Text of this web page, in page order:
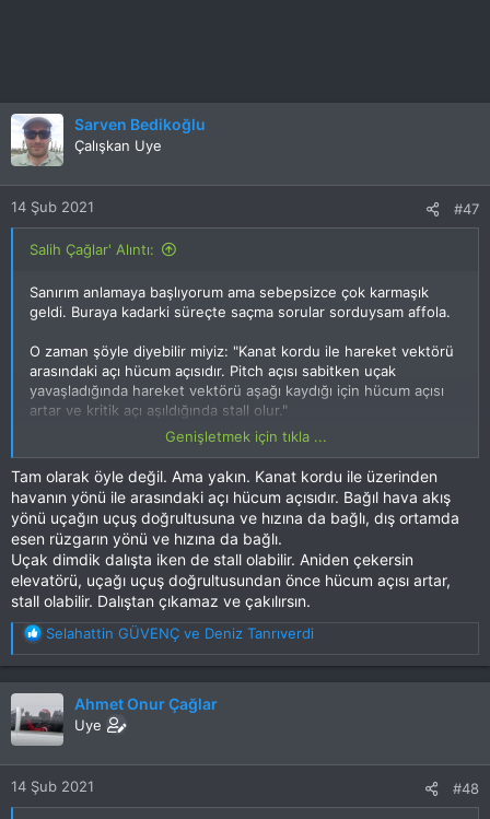
Sarven Bedikoğlu
Çalışkan Uye
14 Şub 2021 #47
Salih Çağlar' Alıntı:
Sanırım anlamaya başlıyorum ama sebepsizce çok karmaşık
geldi. Buraya kadarki süreçte saçma sorular sorduysam affola.
O zaman şöyle diyebilir miyiz: "Kanat kordu ile hareket vektörü
arasındaki açı hücum açısıdır. Pitch açısı sabitken uçak
yavaşladığında hareket vektörü aşağı kaydığı için hücum açısı
artar ve kritik açı aşıldığında stall olur."
Bir de şu kafama takıldı. Uçağın burnu ufkun aşağısına
bakarken de stall olunabilir mi?
Genişletmek için tıkla ...
Tam olarak öyle değil. Ama yakın. Kanat kordu ile üzerinden
havanın yönü ile arasındaki açı hücum açısıdır. Bağıl hava akış
yönü uçağın uçuş doğrultusuna ve hızına da bağlı, dış ortamda
esen rüzgarın yönü ve hızına da bağlı.
Uçak dimdik dalışta iken de stall olabilir. Aniden çekersin
elevatörü, uçağı uçuş doğrultusundan önce hücum açısı artar,
stall olabilir. Dalıştan çıkamaz ve çakılırsın.
T
e
p
k
i
l
e
r
:
Selahattin GÜVENÇ ve Deniz Tanrıverdi
Ahmet Onur Çağlar
Uye
14 Şub 2021 #48